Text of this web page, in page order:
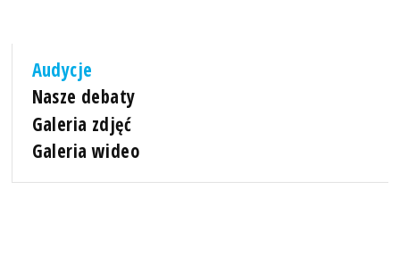
Audycje
Nasze debaty
Galeria zdjęć
Galeria wideo